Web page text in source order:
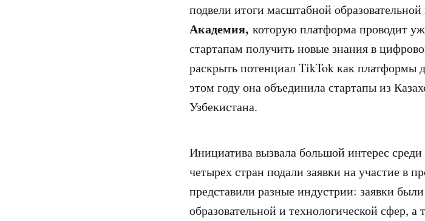
подвели итоги масштабной
Академия, которую платформа проводит
стартапам получить новые знания в
раскрыть потенциал TikTok как платформы
этом году она объединила стартапы из
Узбекистана.
Инициатива вызвала большой интерес
четырех стран подали заявки на участие в
представили разные индустрии: заявки
образовательной и технологической сфер,